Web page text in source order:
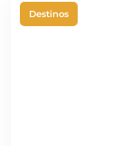
Destinos